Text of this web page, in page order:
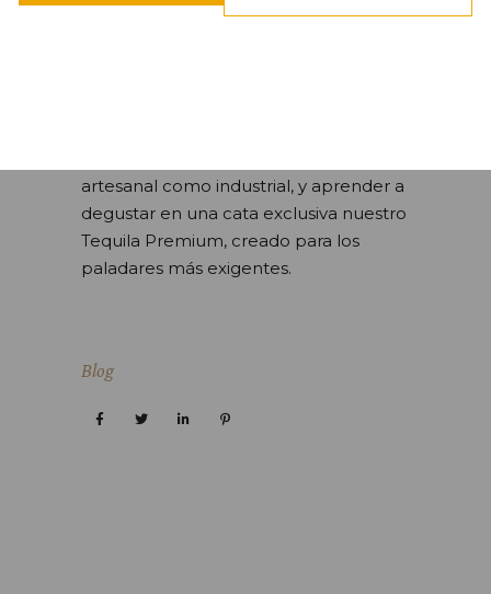
La Ruta del Tequilauna de las rutas
artesanal como industrial, y aprender a
degustar en una cata exclusiva nuestro
Tequila Premium, creado para los
paladares más exigentes.
Blog